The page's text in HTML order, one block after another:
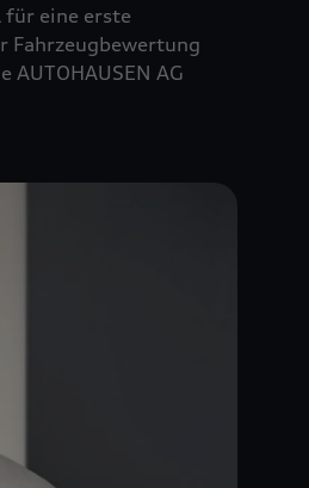
für eine erste
Fahrzeugbewertung
AG